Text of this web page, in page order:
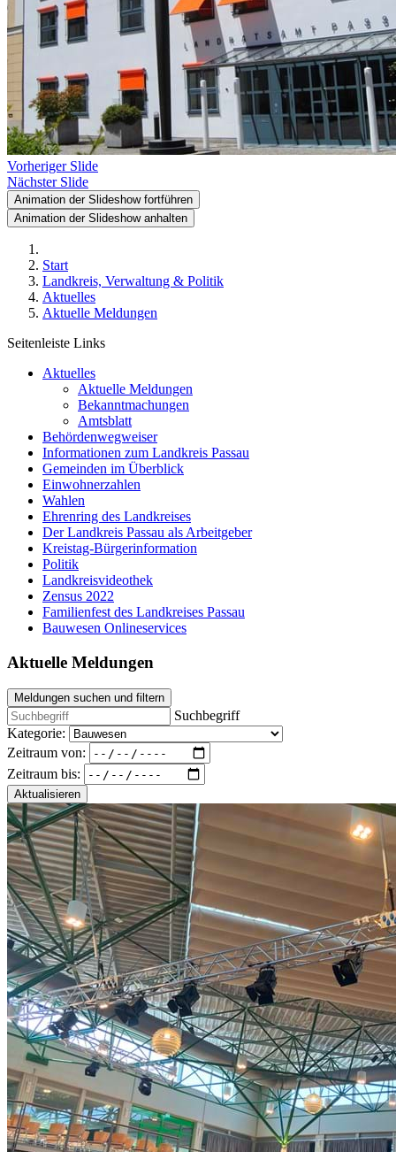
Vorheriger Slide
Nächster Slide
Animation der Slideshow fortführen
Animation der Slideshow anhalten
Start
Landkreis, Verwaltung & Politik
Aktuelles
Aktuelle Meldungen
Seitenleiste Links
Aktuelles
Aktuelle Meldungen
Bekanntmachungen
Amtsblatt
Behördenwegweiser
Informationen zum Landkreis Passau
Gemeinden im Überblick
Einwohnerzahlen
Wahlen
Ehrenring des Landkreises
Der Landkreis Passau als Arbeitgeber
Kreistag-Bürgerinformation
Politik
Landkreisvideothek
Zensus 2022
Familienfest des Landkreises Passau
Bauwesen Onlineservices
Aktuelle Meldungen
Meldungen suchen und filtern
Suchbegriff
Kategorie:
Zeitraum von:
Zeitraum bis:
Aktualisieren